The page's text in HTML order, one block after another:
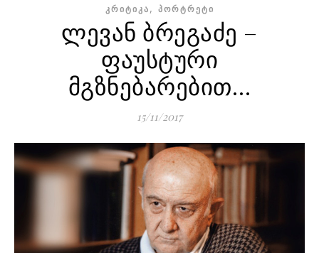
ᲙᲠᲘᲢᲘᲙᲐ, ᲞᲝᲠᲢᲠᲔᲢᲘ
ლევან ბრეგაძე –
ფაუსტური
მგზნებარებით…
15/11/2017